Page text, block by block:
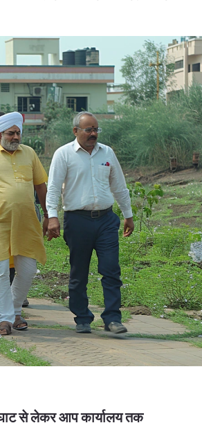
से लेकर आप कार्यालय तक